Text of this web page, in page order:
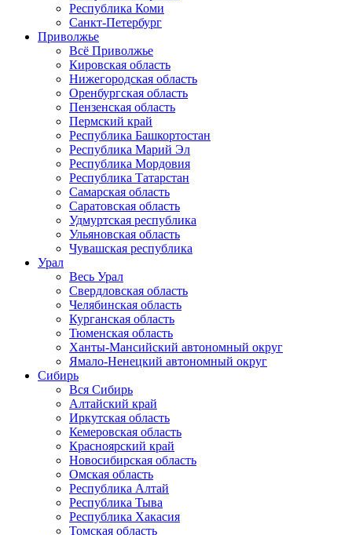
Республика Коми
Санкт-Петербург
Приволжье
Всё Приволжье
Кировская область
Нижегородская область
Оренбургская область
Пензенская область
Пермский край
Республика Башкортостан
Республика Марий Эл
Республика Мордовия
Республика Татарстан
Самарская область
Саратовская область
Удмуртская республика
Ульяновская область
Чувашская республика
Урал
Весь Урал
Свердловская область
Челябинская область
Курганская область
Тюменская область
Ханты-Мансийский автономный округ
Ямало-Ненецкий автономный округ
Сибирь
Вся Сибирь
Алтайский край
Иркутская область
Кемеровская область
Красноярский край
Новосибирская область
Омская область
Республика Алтай
Республика Тыва
Республика Хакасия
Томская область